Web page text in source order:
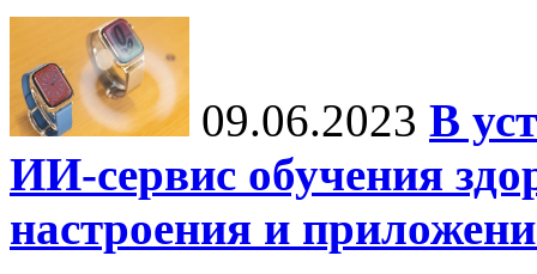
09.06.2023 В
ИИ-сервис обучения
настроения и